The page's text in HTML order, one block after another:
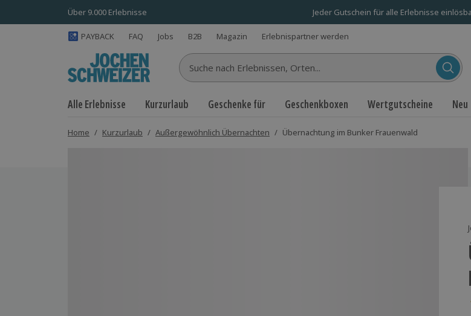
Über 9.000 Erlebnisse Jeder Gutschein für alle Erlebnisse
PAYBACK FAQ Jobs B2B Magazin Erlebnispartner werden
Suche nach Erlebnissen...
Alle Erlebnisse Kurzurlaub Geschenke für Geschenkboxen Wertgutscheine Neu
Home / Kurzurlaub / Außergewöhnlich Übernachten / Übernachtung im Bunker Frauenwald